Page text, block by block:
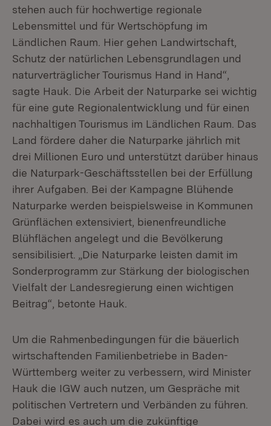
stehen auch für hochwertige regionale
Lebensmittel und für Wertschöpfung im
Ländlichen Raum. Hier gehen Landwirtschaft,
Schutz der natürlichen Lebensgrundlagen und
naturverträglicher Tourismus Hand in Hand“,
sagte Hauk. Die Arbeit der Naturparke sei wichtig
für eine gute Regionalentwicklung und für einen
nachhaltigen Tourismus im Ländlichen Raum. Das
Land fördere daher die Naturparke jährlich mit
drei Millionen Euro und unterstützt darüber hinaus
die Naturpark-Geschäftsstellen bei der Erfüllung
ihrer Aufgaben. Bei der Kampagne Blühende
Naturparke werden beispielsweise in Kommunen
Grünflächen extensiviert, bienenfreundliche
Blühflächen angelegt und die Bevölkerung
sensibilisiert. „Die Naturparke leisten damit im
Sonderprogramm zur Stärkung der biologischen
Vielfalt der Landesregierung einen wichtigen
Beitrag“, betonte Hauk.
Um die Rahmenbedingungen für die bäuerlich
wirtschaftenden Familienbetriebe in Baden-
Württemberg weiter zu verbessern, wird Minister
Hauk die IGW auch nutzen, um Gespräche mit
politischen Vertretern und Verbänden zu führen.
Dabei wird es auch um die zukünftige